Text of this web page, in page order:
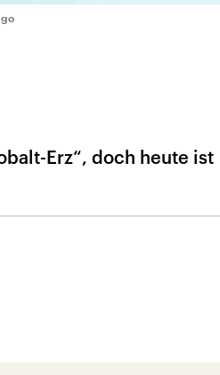
Erz“, doch heute ist